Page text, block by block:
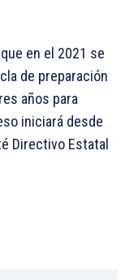
en el 2021 se
de preparación
años para
iniciará desde
Directivo Estatal